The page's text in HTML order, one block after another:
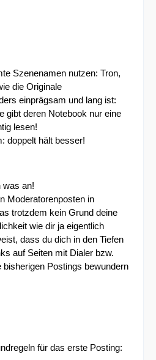
Szenenamen nutzen: Tron,
die Originale
einprägsam und lang ist:
gibt deren Notebook nur eine
lesen!
doppelt hält besser!
was an!
Moderatorenposten in
trotzdem kein Grund deine
wie dir ja eigentlich
dass du dich in den Tiefen
auf Seiten mit Dialer bzw.
Postings bewundern
für das erste Posting: